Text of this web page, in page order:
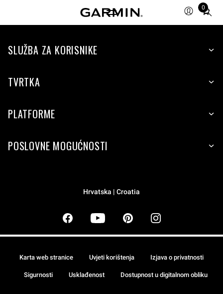
0
Total
items
cart:
SLUŽBA ZA KORISNIKE
TVRTKA
PLATFORME
POSLOVNE MOGUĆNOSTI
Hrvatska | Croatia
Karta web stranice Uvjeti korištenja Izjava o privatnosti
Sigurnosti Usklađenost Dostupnost u digitalnom obliku